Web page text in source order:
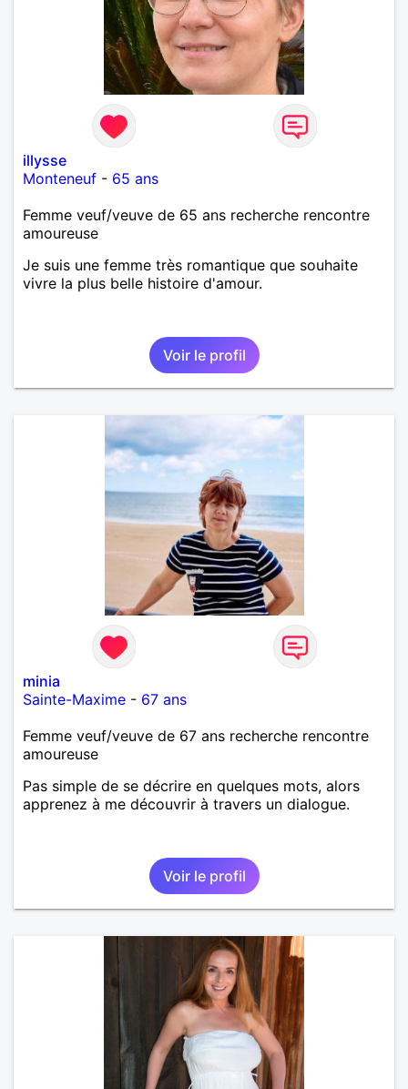
illysse
Monteneuf - 65 ans
Femme veuf/veuve de 65 ans recherche rencontre
amoureuse
Je suis une femme très romantique que souhaite
vivre la plus belle histoire d'amour.
Voir le profil
minia
Sainte-Maxime - 67 ans
Femme veuf/veuve de 67 ans recherche rencontre
amoureuse
Pas simple de se décrire en quelques mots, alors
apprenez à me découvrir à travers un dialogue.
Voir le profil